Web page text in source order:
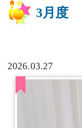
3月度
2026.03.27